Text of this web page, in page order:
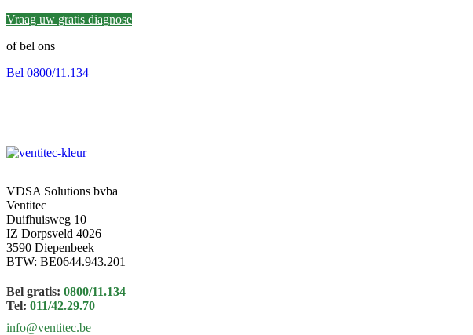
Vraag uw gratis diagnose
of bel ons
Bel 0800/11.134
VDSA Solutions bvba
Ventitec
Duifhuisweg 10
IZ Dorpsveld 4026
3590 Diepenbeek
BTW: BE0644.943.201
Bel gratis: 0800/11.134
Tel: 011/42.29.70
info@ventitec.be